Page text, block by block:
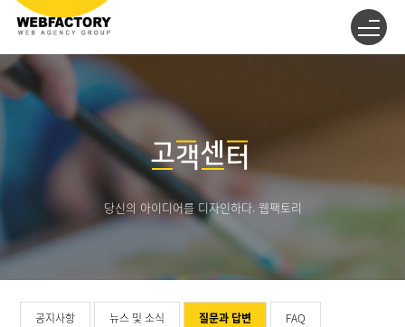
당신의 아이디어를 디자인하다. 웹팩토리
공지사항 뉴스 및 소식 질문과 답변 FAQ